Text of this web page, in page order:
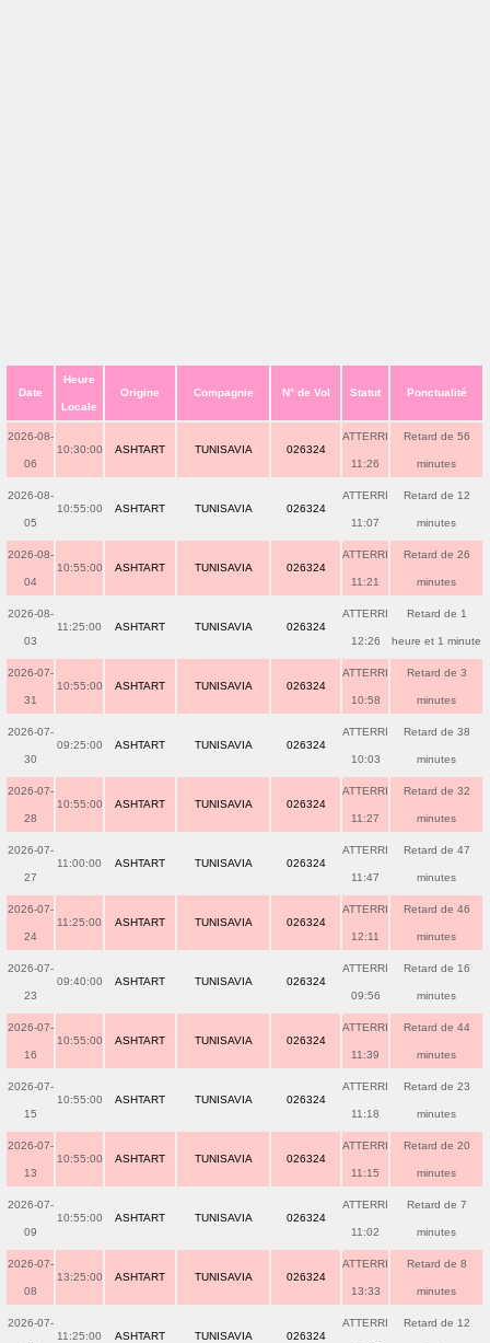
Date
Heure
Locale
Origine Compagnie N° de Vol Statut Ponctualité
2026-08-
06
10:30:00 ASHTART TUNISAVIA 026324
ATTERRI
11:26
Retard de 56
minutes
2026-08-
05
10:55:00 ASHTART TUNISAVIA 026324
ATTERRI
11:07
Retard de 12
minutes
2026-08-
04
10:55:00 ASHTART TUNISAVIA 026324
ATTERRI
11:21
Retard de 26
minutes
2026-08-
03
11:25:00 ASHTART TUNISAVIA 026324
ATTERRI
12:26
Retard de 1
heure et 1 minute
2026-07-
31
10:55:00 ASHTART TUNISAVIA 026324
ATTERRI
10:58
Retard de 3
minutes
2026-07-
30
09:25:00 ASHTART TUNISAVIA 026324
ATTERRI
10:03
Retard de 38
minutes
2026-07-
28
10:55:00 ASHTART TUNISAVIA 026324
ATTERRI
11:27
Retard de 32
minutes
2026-07-
27
11:00:00 ASHTART TUNISAVIA 026324
ATTERRI
11:47
Retard de 47
minutes
2026-07-
24
11:25:00 ASHTART TUNISAVIA 026324
ATTERRI
12:11
Retard de 46
minutes
2026-07-
23
09:40:00 ASHTART TUNISAVIA 026324
ATTERRI
09:56
Retard de 16
minutes
2026-07-
16
10:55:00 ASHTART TUNISAVIA 026324
ATTERRI
11:39
Retard de 44
minutes
2026-07-
15
10:55:00 ASHTART TUNISAVIA 026324
ATTERRI
11:18
Retard de 23
minutes
2026-07-
13
10:55:00 ASHTART TUNISAVIA 026324
ATTERRI
11:15
Retard de 20
minutes
2026-07-
09
10:55:00 ASHTART TUNISAVIA 026324
ATTERRI
11:02
Retard de 7
minutes
2026-07-
08
13:25:00 ASHTART TUNISAVIA 026324
ATTERRI
13:33
Retard de 8
minutes
2026-07-
11:25:00 ASHTART TUNISAVIA 026324
ATTERRI Retard de 12